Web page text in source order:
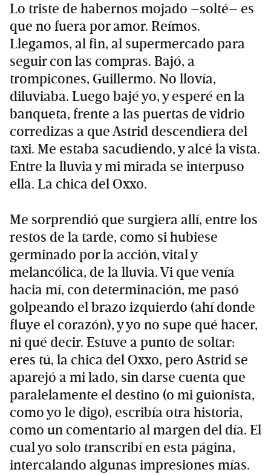
Lo triste de habernos mojado –solté– es
que no fuera por amor. Reímos.
Llegamos, al fin, al supermercado para
seguir con las compras. Bajó, a
trompicones, Guillermo. No llovía,
diluviaba. Luego bajé yo, y esperé en la
banqueta, frente a las puertas de vidrio
corredizas a que Astrid descendiera del
taxi. Me estaba sacudiendo, y alcé la vista.
Entre la lluvia y mi mirada se interpuso
ella. La chica del Oxxo.
Me sorprendió que surgiera allí, entre los
restos de la tarde, como si hubiese
germinado por la acción, vital y
melancólica, de la lluvia. Vi que venía
hacia mí, con determinación, me pasó
golpeando el brazo izquierdo (ahí donde
fluye el corazón), y yo no supe qué hacer,
ni qué decir. Estuve a punto de soltar:
eres tú, la chica del Oxxo, pero Astrid se
aparejó a mi lado, sin darse cuenta que
paralelamente el destino (o mi guionista,
como yo le digo), escribía otra historia,
como un comentario al margen del día. El
cual yo solo transcribí en esta página,
intercalando algunas impresiones mías.